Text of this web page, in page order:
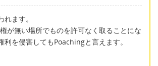
ます。
が無い場所でものを許可なく取ることにな
利を侵害してもPoachingと言えます。